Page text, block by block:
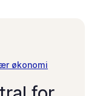
økonomi